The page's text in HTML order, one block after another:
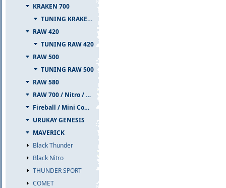
KRAKEN 700
TUNING KRAKEN 700
RAW 420
TUNING RAW 420
RAW 500
TUNING RAW 500
RAW 580
RAW 700 / Nitro / PIUMA
Fireball / Mini Comet
URUKAY GENESIS
MAVERICK
Black Thunder
Black Nitro
THUNDER SPORT
COMET